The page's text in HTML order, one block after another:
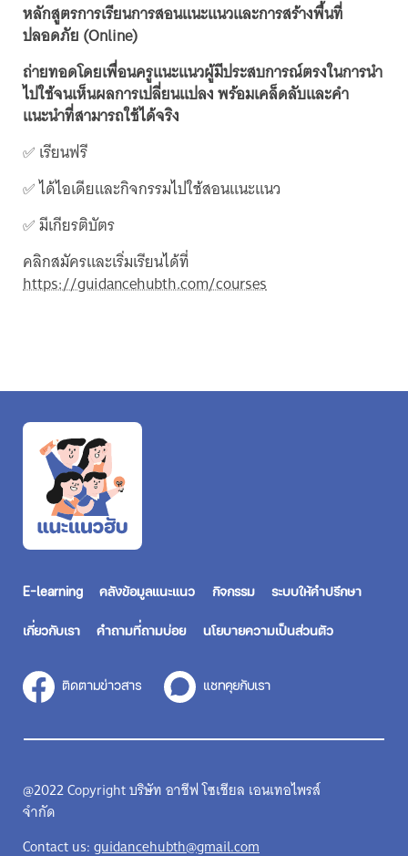
หลักสูตรการเรียนการสอนแนะแนวและการสร้างพื้นที่
ปลอดภัย (Online)
ถ่ายทอดโดยเพื่อนครูแนะแนวผู้มีประสบการณ์ตรงในการนำ
ไปใช้จนเห็นผลการเปลี่ยนแปลง พร้อมเคล็ดลับและคำ
แนะนำที่สามารถใช้ได้จริง
✅ เรียนฟรี
✅ ได้ไอเดียและกิจกรรมไปใช้สอนแนะแนว
✅ มีเกียรติบัตร
คลิกสมัครและเริ่มเรียนได้ที่
https://guidancehubth.com/courses
E-learning คลังข้อมูลแนะแนว กิจกรรม ระบบให้คำปรึกษา
เกี่ยวกับเรา คำถามที่ถามบ่อย นโยบายความเป็นส่วนตัว
ติดตามข่าวสาร แชทคุยกับเรา
@2022 Copyright บริษัท อาชีฟ โซเชียล เอนเทอไพรส์
จำกัด
Contact us:guidancehubth@gmail.com